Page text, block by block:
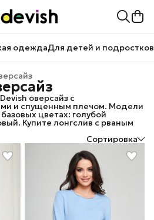
одеждаДля детей и подростков
оверсайз с
и спущенным плечом. Модели
цветах: голубой
Купите лонгслив с рваным
Сортировка